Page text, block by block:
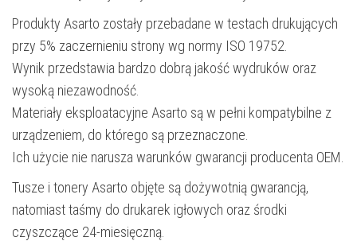
Produkty Asarto zostały przebadane w testach drukujących
przy 5% zaczernieniu strony wg normy ISO 19752.
Wynik przedstawia bardzo dobrą jakość wydruków oraz
wysoką niezawodność.
Materiały eksploatacyjne Asarto są w pełni kompatybilne z
urządzeniem, do którego są przeznaczone.
Ich użycie nie narusza warunków gwarancji producenta OEM.
Tusze i tonery Asarto objęte są dożywotnią gwarancją,
natomiast taśmy do drukarek igłowych oraz środki
czyszczące 24-miesięczną.